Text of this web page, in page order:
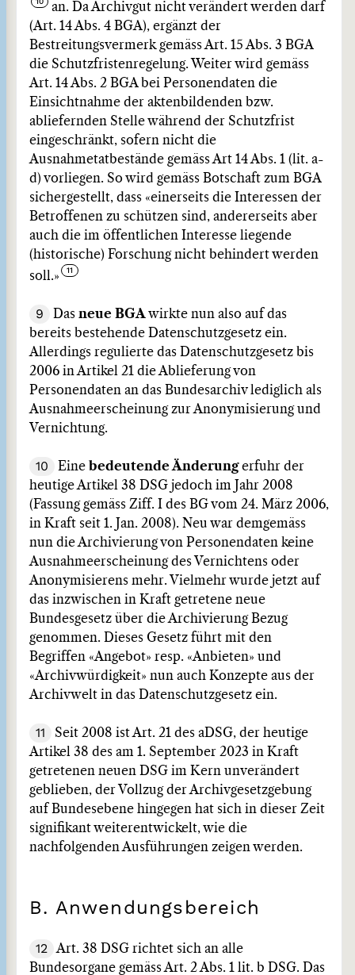
an. Da Archivgut nicht verändert werden darf
(Art. 14 Abs. 4 BGA), ergänzt der
Bestreitungsvermerk gemäss Art. 15 Abs. 3 BGA
die Schutzfristenregelung. Weiter wird gemäss
Art. 14 Abs. 2 BGA bei Personendaten die
Einsichtnahme der aktenbildenden bzw.
abliefernden Stelle während der Schutzfrist
eingeschränkt, sofern nicht die
Ausnahmetatbestände gemäss Art 14 Abs. 1 (lit. a-
d) vorliegen. So wird gemäss Botschaft zum BGA
sichergestellt, dass «einerseits die Interessen der
Betroffenen zu schützen sind, andererseits aber
auch die im öffentlichen Interesse liegende
(historische) Forschung nicht behindert werden
soll.»
9 Das neue BGA wirkte nun also auf das
bereits bestehende Datenschutzgesetz ein.
Allerdings regulierte das Datenschutzgesetz bis
2006 in Artikel 21 die Ablieferung von
Personendaten an das Bundesarchiv lediglich als
Ausnahmeerscheinung zur Anonymisierung und
Vernichtung.
10 Eine bedeutende Änderungerfuhr der
heutige Artikel 38 DSG jedoch im Jahr 2008
(Fassung gemäss Ziff. I des BG vom 24. März 2006,
in Kraft seit 1. Jan. 2008). Neu war demgemäss
nun die Archivierung von Personendaten keine
Ausnahmeerscheinung des Vernichtens oder
Anonymisierens mehr. Vielmehr wurde jetzt auf
das inzwischen in Kraft getretene neue
Bundesgesetz über die Archivierung Bezug
genommen. Dieses Gesetz führt mit den
Begriffen «Angebot» resp. «Anbieten» und
«Archivwürdigkeit» nun auch Konzepte aus der
Archivwelt in das Datenschutzgesetz ein.
11
Seit 2008 ist Art. 21 des aDSG, der heutige
Artikel 38 des am 1. September 2023 in Kraft
getretenen neuen DSG im Kern unverändert
geblieben, der Vollzug der Archivgesetzgebung
auf Bundesebene hingegen hat sich in dieser Zeit
signifikant weiterentwickelt, wie die
nachfolgenden Ausführungen zeigen werden.
B. Anwendungsbereich
12
Art. 38 DSG richtet sich an alle
Bundesorgane gemäss Art. 2 Abs. 1 lit. b DSG. Das